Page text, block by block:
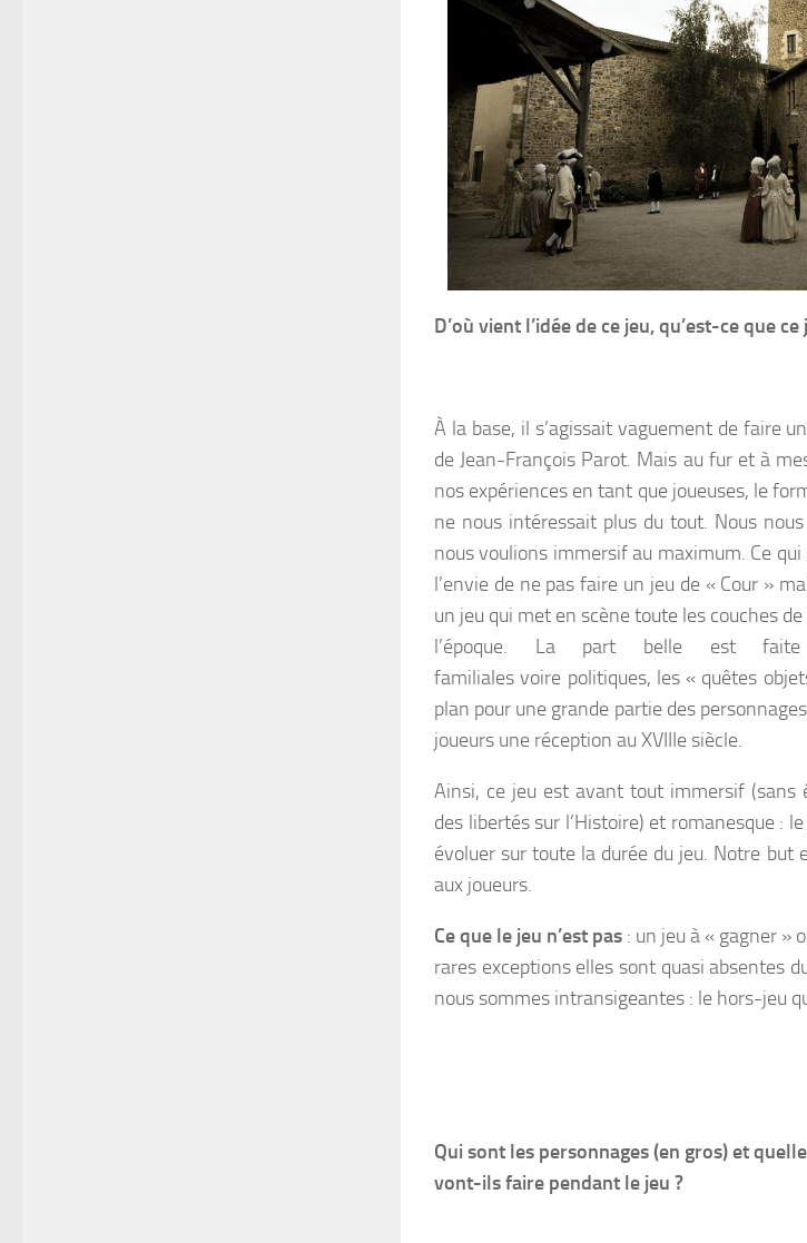
D’où vient l’idée de ce jeu, qu’est-ce que
À la base, il s’agissait vaguement de faire
de Jean-François Parot. Mais au fur et à
nos expériences en tant que joueuses, le
ne nous intéressait plus du tout. Nous
nous voulions immersif au maximum. Ce
l’envie de ne pas faire un jeu de « Cour »
un jeu qui met en scène toute les couches
l’époque. La part belle est
familiales voire politiques, les « quêtes
plan pour une grande partie des
joueurs une réception au XVIIIe siècle.
Ainsi, ce jeu est avant tout immersif
des libertés sur l’Histoire) et romanesque :
évoluer sur toute la durée du jeu. Notre
aux joueurs.
Ce que le jeu n’est pas : un jeu à « gagner »
rares exceptions elles sont quasi absentes
nous sommes intransigeantes : le hors-jeu
Qui sont les personnages (en gros) et
vont-ils faire pendant le jeu ?